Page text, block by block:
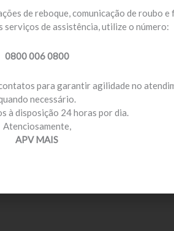
de reboque, comunicação de roubo e
serviços de assistência, utilize o número:
0800 006 0800
para garantir agilidade no
necessário.
à disposição 24 horas por dia.
Atenciosamente,
APV MAIS